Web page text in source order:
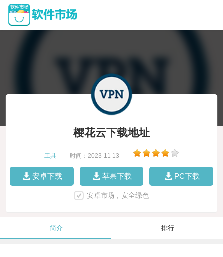
樱花云下载地址
工具 时间：2023-11-13
安卓下载 苹果下载 PC下载
安卓市场，安全绿色
简介 排行